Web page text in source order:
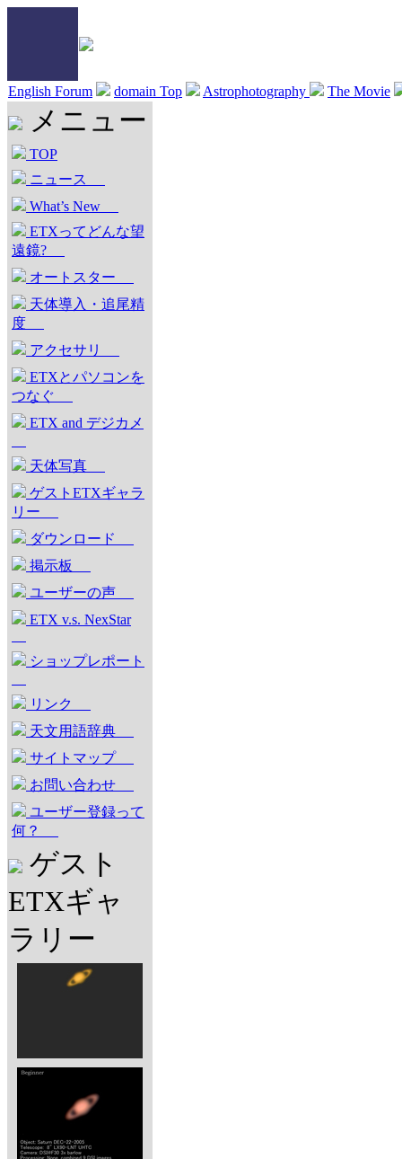
English Forum domain Top Astrophotography The Movie
メニュー
TOP
ニュース
What’s New
ETXってどんな望
遠鏡?
オートスター
天体導入・追尾精
度
アクセサリ
ETXとパソコンを
つなぐ
ETX and デジカメ
天体写真
ゲストETXギャラ
リー
ダウンロード
掲示板
ユーザーの声
ETX v.s. NexStar
ショップレポート
リンク
天文用語辞典
サイトマップ
お問い合わせ
ユーザー登録って
何？
ゲスト
ETXギャ
ラリー